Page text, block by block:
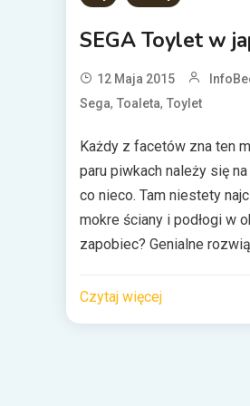
SEGA Toylet w
12 Maja 2015
Sega, Toaleta, Toylet
Każdy z facetów zna ten
paru piwkach należy się
co nieco. Tam niestety
mokre ściany i podłogi w
zapobiec? Genialne
Toylet, umożliwiła
Czytaj więcej